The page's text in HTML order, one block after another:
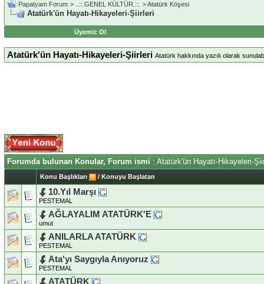
Papatyam Forum > ..::.GENEL KÜLTÜR.::. >Atatürk Köşesi
Atatürk'ün Hayatı-Hikayeleri-Şiirleri
Üyemiz Ol
Atatürk'ün Hayatı-Hikayeleri-Şiirleri Atatürk hakkında yazılı olarak
Forumda bulunan Konular, Forum ismi : Atatürk'ün Hayatı-Hikayeleri-
Konu Başlıkları / Konuyu Başlatan
10.Yıl Marşı
PESTEMAL
AĞLAYALIM ATATÜRK'E
umut
ANILARLA ATATÜRK
PESTEMAL
Ata'yı Saygıyla Anıyoruz
PESTEMAL
ATATÜRK